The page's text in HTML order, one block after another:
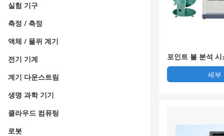
실험 기구
측정 / 측정
액체 / 물위 계기
전기 기계
계기 다운스트림
생명 과학 기기
클라우드 컴퓨팅
로봇
포인트 볼 분석 시
세부